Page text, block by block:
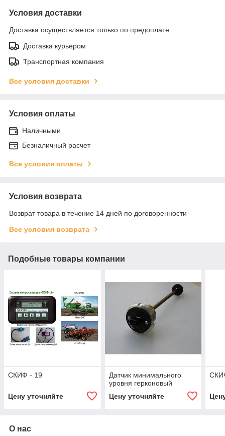
Условия доставки
Доставка осуществляется только по предоплате.
Доставка курьером
Транспортная компания
Все условия доставки
Условия оплаты
Наличными
Безналичный расчет
Все условия оплаты
Условия возврата
Возврат товара в течение 14 дней по договоренности
Все условия возврата
Подобные товары компании
СКИФ - 19
Цену уточняйте
Датчик минимального
уровня герконовый
Цену уточняйте
О нас